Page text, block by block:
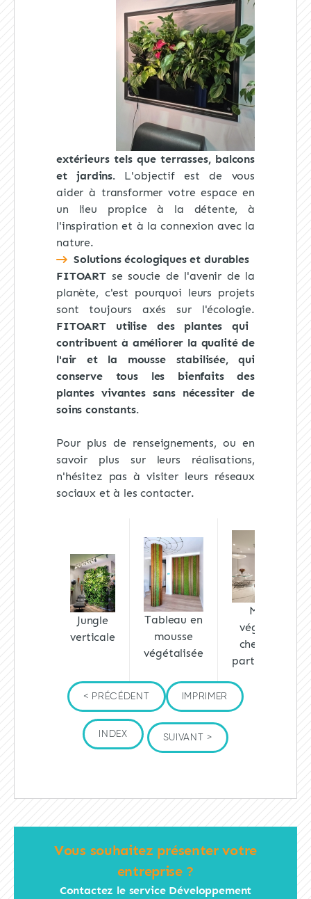
extérieurstels que terrasses, balcons
et jardins.L'objectif est de vous
aider à transformer votre espace en
un lieu propice à la détente, à
l'inspiration et à la connexion avec la
nature.
Solutions écologiques et durables
FITOARTse soucie de l'avenir de la
planète, c'est pourquoi leurs projets
sont toujours axés sur l'écologie.
FITOART utilise des plantes qui
contribuent à améliorer la qualité de
l'air et la mousse stabilisée, qui
conserve tous les bienfaits des
plantes vivantes sans nécessiter de
soins constants.
Pour plus de renseignements, ou en
savoir plus sur leurs réalisations,
n'hésitez pas à visiter leurs réseaux
sociaux et à les contacter.
Jungle
verticale
Tableau en
mousse
végétalisée
Mur
végétal
chez un
particulier
< PRÉCÉDENT IMPRIMER
INDEX SUIVANT >
Vous souhaitez présenter votre
entreprise ?
Contactez le service Développement